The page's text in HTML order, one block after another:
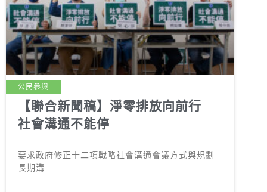
公民參與
【聯合新聞稿】淨零排放向前行
社會溝通不能停
要求政府修正十二項戰略社會溝通會議方式與規劃
長期溝